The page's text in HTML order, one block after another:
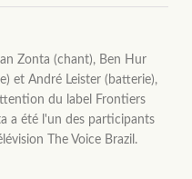
Zonta (chant), Ben Hur
et André Leister (batterie),
du label Frontiers
a été l'un des participants
The Voice Brazil.